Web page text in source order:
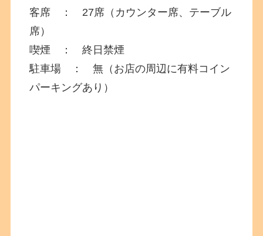
客席 ： 27席（カウンター席、テーブル
席）
喫煙 ： 終日禁煙
駐車場 ： 無（お店の周辺に有料コイン
パーキングあり）